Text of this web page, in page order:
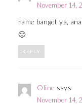
November 14,
rame banget ya,
🙂
REPLY
Oline says
November 14,